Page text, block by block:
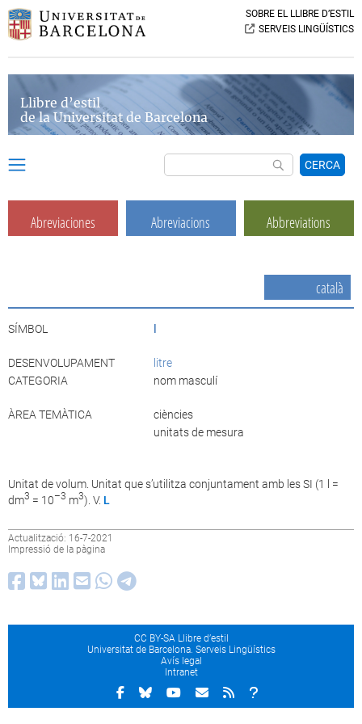
SOBRE EL LLIBRE D’ESTIL
SERVEIS LINGÜÍSTICS
Llibre d’estil
de la Universitat de Barcelona
CERCA
Abreviaciones Abreviacions Abbreviations
català
SÍMBOL
DESENVOLUPAMENT
litre
CATEGORIA
nom masculí
ÀREA TEMÀTICA
ciències
unitats de mesura
Unitat de volum. Unitat que s’utilitza conjuntament amb les SI (1 l =
dm3 = 10–3 m3). V. L
Actualització: 16-7-2021
Impressió de la pàgina
CC BY-SA Llibre d’estil
Universitat de Barcelona. Serveis Lingüístics
Avís legal
Intranet